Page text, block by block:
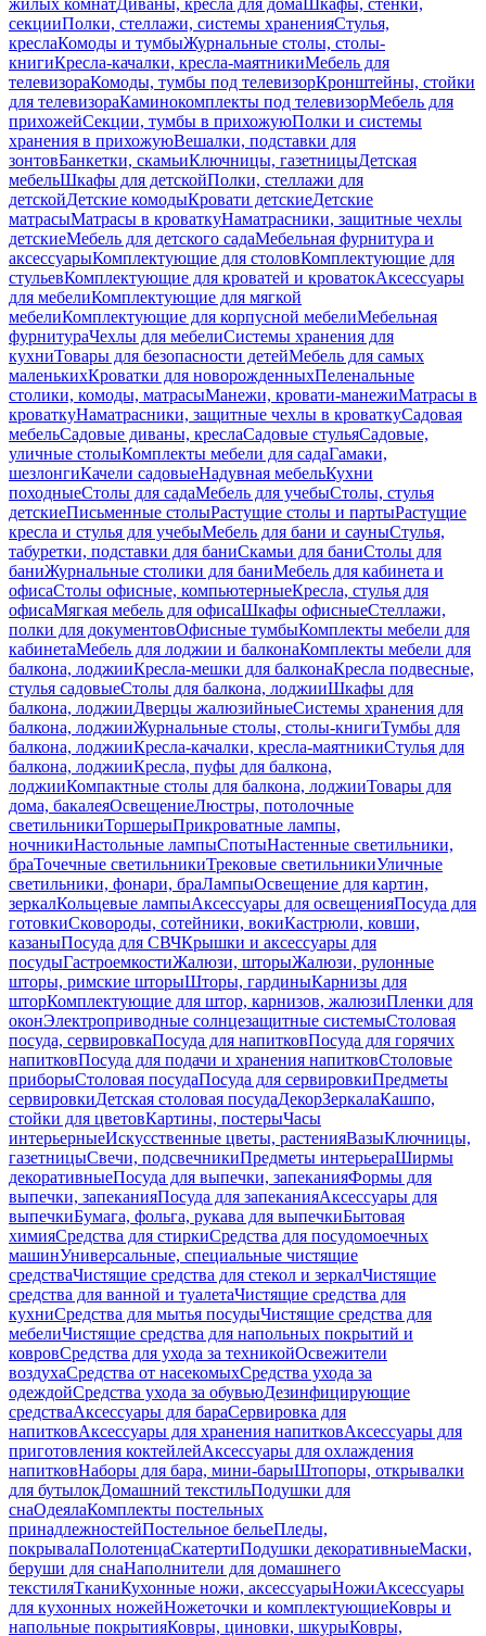
жилых комнатДиваны, кресла для домаШкафы, стенки,
секцииПолки, стеллажи, системы храненияСтулья,
креслаКомоды и тумбыЖурнальные столы, столы-
книгиКресла-качалки, кресла-маятникиМебель для
телевизораКомоды, тумбы под телевизорКронштейны, стойки
для телевизораКаминокомплекты под телевизорМебель для
прихожейСекции, тумбы в прихожуюПолки и системы
хранения в прихожуюВешалки, подставки для
зонтовБанкетки, скамьиКлючницы, газетницыДетская
мебельШкафы для детскойПолки, стеллажи для
детскойДетские комодыКровати детскиеДетские
матрасыМатрасы в кроваткуНаматрасники, защитные чехлы
детскиеМебель для детского садаМебельная фурнитура и
аксессуарыКомплектующие для столовКомплектующие для
стульевКомплектующие для кроватей и кроватокАксессуары
для мебелиКомплектующие для мягкой
мебелиКомплектующие для корпусной мебелиМебельная
фурнитураЧехлы для мебелиСистемы хранения для
кухниТовары для безопасности детейМебель для самых
маленькихКроватки для новорожденныхПеленальные
столики, комоды, матрасыМанежи, кровати-манежиМатрасы в
кроваткуНаматрасники, защитные чехлы в кроваткуСадовая
мебельСадовые диваны, креслаСадовые стульяСадовые,
уличные столыКомплекты мебели для садаГамаки,
шезлонгиКачели садовыеНадувная мебельКухни
походныеСтолы для садаМебель для учебыСтолы, стулья
детскиеПисьменные столыРастущие столы и партыРастущие
кресла и стулья для учебыМебель для бани и сауныСтулья,
табуретки, подставки для баниСкамьи для баниСтолы для
баниЖурнальные столики для баниМебель для кабинета и
офисаСтолы офисные, компьютерныеКресла, стулья для
офисаМягкая мебель для офисаШкафы офисныеСтеллажи,
полки для документовОфисные тумбыКомплекты мебели для
кабинетаМебель для лоджии и балконаКомплекты мебели для
балкона, лоджииКресла-мешки для балконаКресла подвесные,
стулья садовыеСтолы для балкона, лоджииШкафы для
балкона, лоджииДверцы жалюзийныеСистемы хранения для
балкона, лоджииЖурнальные столы, столы-книгиТумбы для
балкона, лоджииКресла-качалки, кресла-маятникиСтулья для
балкона, лоджииКресла, пуфы для балкона,
лоджииКомпактные столы для балкона, лоджииТовары для
дома, бакалеяОсвещениеЛюстры, потолочные
светильникиТоршерыПрикроватные лампы,
ночникиНастольные лампыСпотыНастенные светильники,
браТочечные светильникиТрековые светильникиУличные
светильники, фонари, браЛампыОсвещение для картин,
зеркалКольцевые лампыАксессуары для освещенияПосуда для
готовкиСковороды, сотейники, вокиКастрюли, ковши,
казаныПосуда для СВЧКрышки и аксессуары для
посудыГастроемкостиЖалюзи, шторыЖалюзи, рулонные
шторы, римские шторыШторы, гардиныКарнизы для
шторКомплектующие для штор, карнизов, жалюзиПленки для
оконЭлектроприводные солнцезащитные системыСтоловая
посуда, сервировкаПосуда для напитковПосуда для горячих
напитковПосуда для подачи и хранения напитковСтоловые
приборыСтоловая посудаПосуда для сервировкиПредметы
сервировкиДетская столовая посудаДекорЗеркалаКашпо,
стойки для цветовКартины, постерыЧасы
интерьерныеИскусственные цветы, растенияВазыКлючницы,
газетницыСвечи, подсвечникиПредметы интерьераШирмы
декоративныеПосуда для выпечки, запеканияФормы для
выпечки, запеканияПосуда для запеканияАксессуары для
выпечкиБумага, фольга, рукава для выпечкиБытовая
химияСредства для стиркиСредства для посудомоечных
машинУниверсальные, специальные чистящие
средстваЧистящие средства для стекол и зеркалЧистящие
средства для ванной и туалетаЧистящие средства для
кухниСредства для мытья посудыЧистящие средства для
мебелиЧистящие средства для напольных покрытий и
ковровСредства для ухода за техникойОсвежители
воздухаСредства от насекомыхСредства ухода за
одеждойСредства ухода за обувьюДезинфицирующие
средстваАксессуары для бараСервировка для
напитковАксессуары для хранения напитковАксессуары для
приготовления коктейлейАксессуары для охлаждения
напитковНаборы для бара, мини-барыШтопоры, открывалки
для бутылокДомашний текстильПодушки для
снаОдеялаКомплекты постельных
принадлежностейПостельное бельеПледы,
покрывалаПолотенцаСкатертиПодушки декоративныеМаски,
беруши для снаНаполнители для домашнего
текстиляТканиКухонные ножи, аксессуарыНожиАксессуары
для кухонных ножейНожеточки и комплектующиеКовры и
напольные покрытияКовры, циновки, шкурыКовры,